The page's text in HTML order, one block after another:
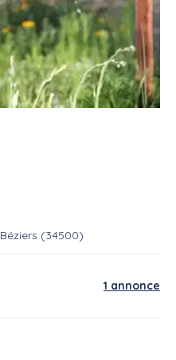
Béziers (34500)
1 annonce